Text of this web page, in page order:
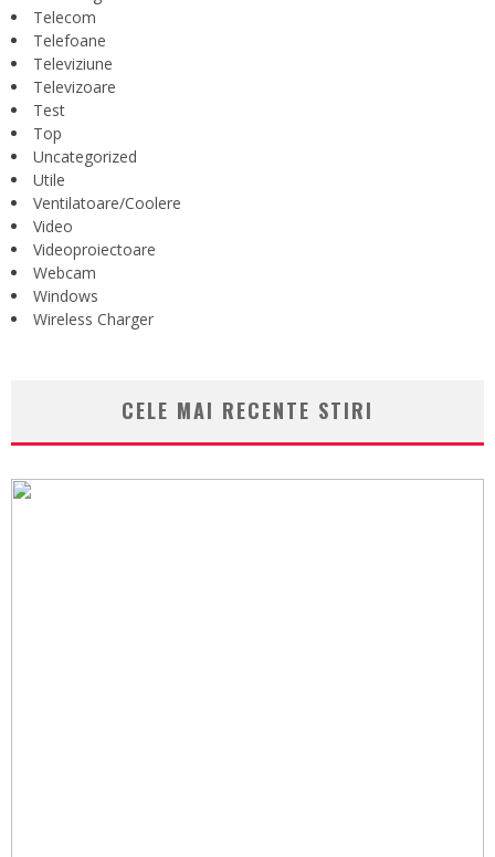
Telecom
Telefoane
Televiziune
Televizoare
Test
Top
Uncategorized
Utile
Ventilatoare/Coolere
Video
Videoproiectoare
Webcam
Windows
Wireless Charger
CELE MAI RECENTE STIRI